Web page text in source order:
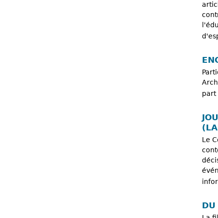
part
Le
DU